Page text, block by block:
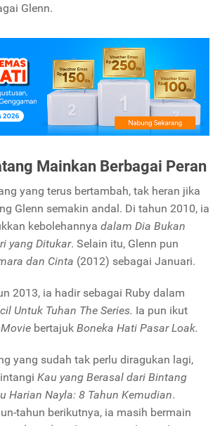
Glenn.
Mainkan Berbagai Peran
yang terus bertambah, tak heran jika
Glenn semakin andal. Di tahun 2010, ia
kebolehannya dalam Dia Bukan
yang Ditukar. Selain itu, Glenn pun
dan Cinta (2012) sebagai Januari.
2013, ia hadir sebagai Ruby dalam
Untuk Tuhan The Series. Ia pun ikut
bertajuk Boneka Hati Pasar Loak.
yang sudah tak perlu diragukan lagi,
Kau yang Berasal dari Bintang
Harian Nayla: 8 Tahun Kemudian.
tahun berikutnya, ia masih bermain